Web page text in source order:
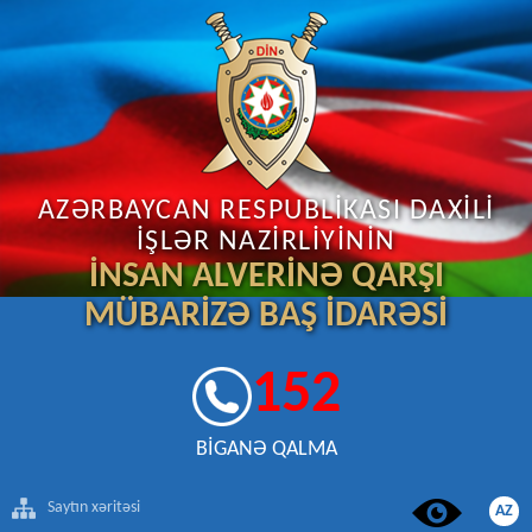
AZƏRBAYCAN RESPUBLİKASI DAXİLİ
İŞLƏR NAZİRLİYİNİN
İNSAN ALVERİNƏ QARŞI
MÜBARİZƏ BAŞ İDARƏSİ
152
BİGANƏ QALMA
Saytın xəritəsi AZ